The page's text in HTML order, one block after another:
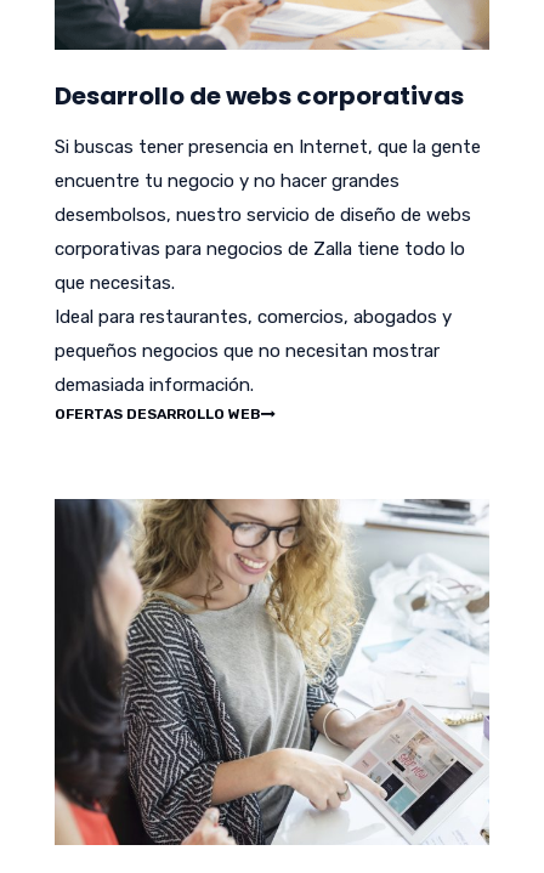
Desarrollo de webs corporativas
Si buscas tener presencia en Internet, que la gente
encuentre tu negocio y no hacer grandes
desembolsos, nuestro servicio de diseño de webs
corporativas para negocios de Zalla tiene todo lo
que necesitas.
Ideal para restaurantes, comercios, abogados y
pequeños negocios que no necesitan mostrar
demasiada información.
OFERTAS DESARROLLO WEB